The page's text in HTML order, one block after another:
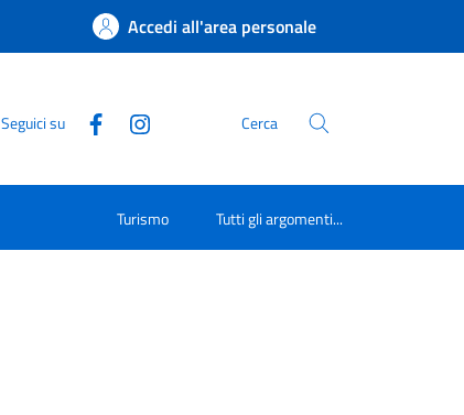
Accedi all'area personale
Seguici su Cerca
Turismo Tutti gli argomenti...